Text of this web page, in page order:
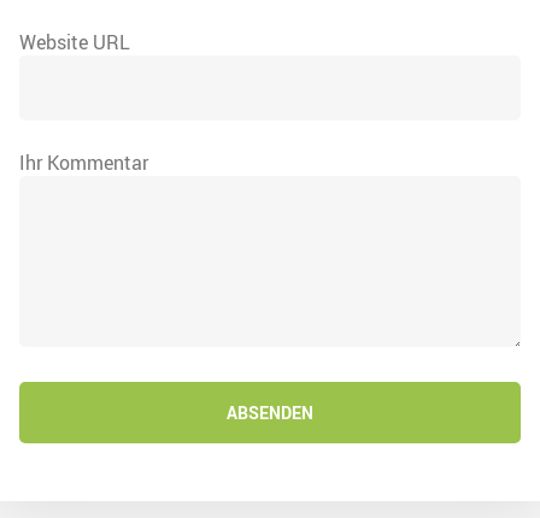
Website URL
Ihr Kommentar
ABSENDEN